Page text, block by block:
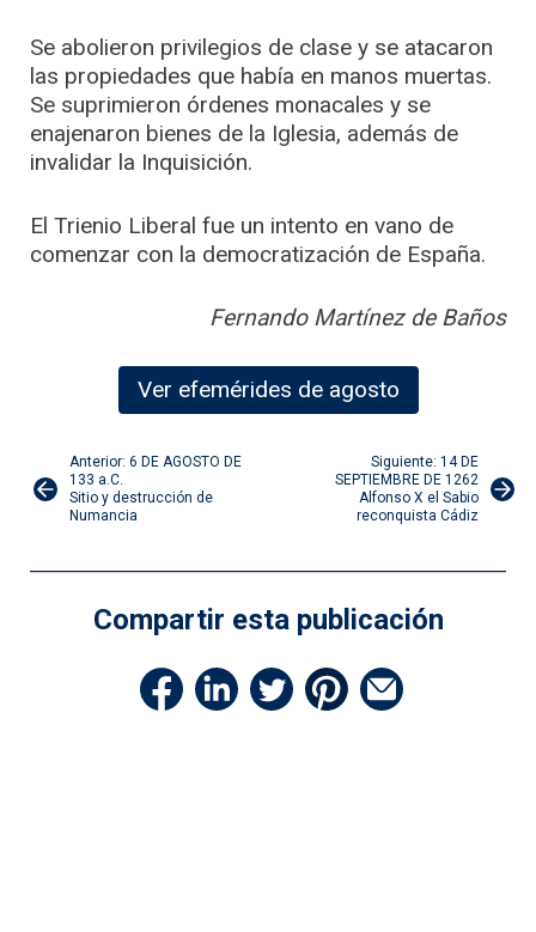
Se abolieron privilegios de clase y se atacaron
las propiedades que había en manos muertas.
Se suprimieron órdenes monacales y se
enajenaron bienes de la Iglesia, además de
invalidar la Inquisición.
El Trienio Liberal fue un intento en vano de
comenzar con la democratización de España.
Fernando Martínez de Baños
Ver efemérides de agosto
Navegación
de
entradas
Anterior: 6 DE AGOSTO DE
133 a.C.
Sitio y destrucción de
Numancia
Siguiente: 14 DE
SEPTIEMBRE DE 1262
Alfonso X el Sabio
reconquista Cádiz
Compartir esta publicación